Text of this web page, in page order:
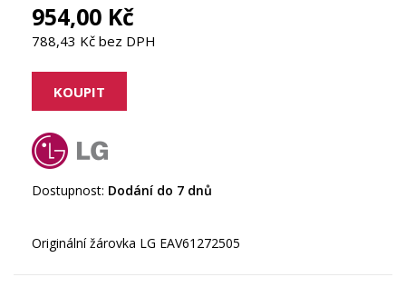
954,00 Kč
788,43 Kč bez DPH
Dostupnost: Dodání do 7 dnů